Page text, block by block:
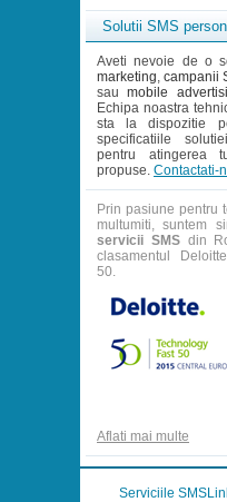
Solutii SMS
Aveti nevoie de o
marketing, campanii
saumobile
Echipa noastra
sta la dispozitie
specificatiile
pentru atingerea
propuse. Contactati-
Prin pasiune pentru
multumiti, suntem
servicii SMSdin
clasamentul
50.
Aflati mai multe
Serviciile